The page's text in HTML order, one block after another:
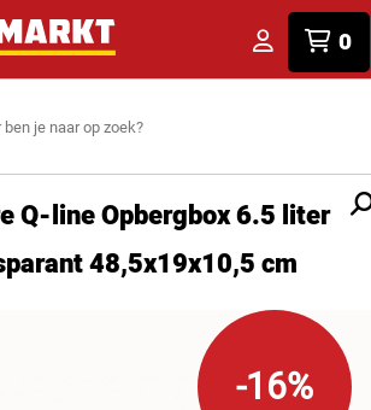
0
Q-line Opbergbox 6.5 liter
48,5x19x10,5 cm
-16%